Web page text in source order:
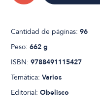
Cantidad de páginas:96
Peso:662 g
ISBN:9788491115427
Temática:Varios
Editorial:Obelisco